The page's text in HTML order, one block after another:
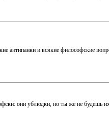
антипанки и всякие философские
они ублюдки, но ты же не будешь